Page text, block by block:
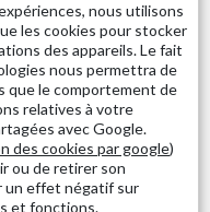
87
nous utilisons
les cookies pour stocker
des appareils. Le fait
nous permettra de
que le comportement de
relatives à votre
avec Google.
des cookies par google)
ou de retirer son
un effet négatif sur
et fonctions.